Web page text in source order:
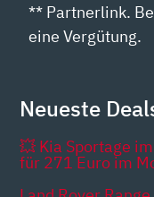
** Partnerlink.
eine Vergütung.
Neueste
💥 Kia Sportage
für 271 Euro im